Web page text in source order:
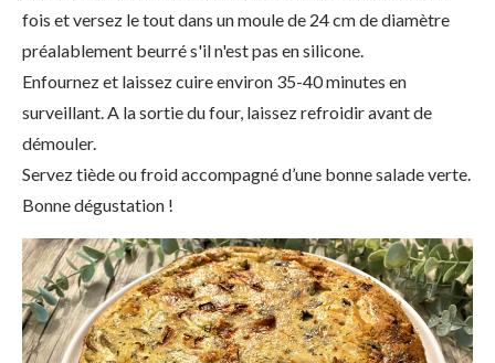
fois et versez le tout dans un moule de 24 cm de diamètre
préalablement beurré s'il n'est pas en silicone.
Enfournez et laissez cuire environ 35-40 minutes en
surveillant. A la sortie du four, laissez refroidir avant de
démouler.
Servez tiède ou froid accompagné d’une bonne salade verte.
Bonne dégustation !